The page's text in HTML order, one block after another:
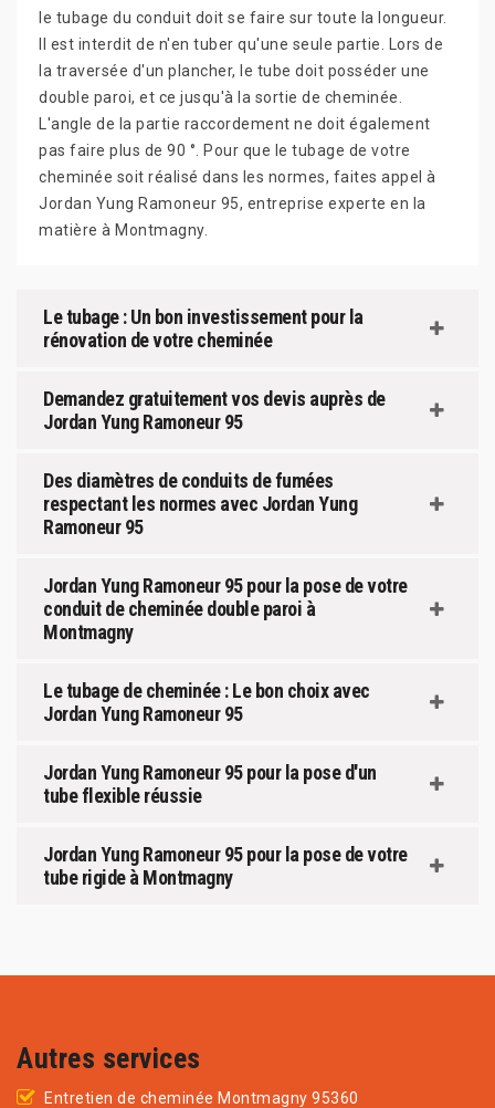
le tubage du conduit doit se faire sur toute la longueur.
Il est interdit de n'en tuber qu'une seule partie. Lors de
la traversée d'un plancher, le tube doit posséder une
double paroi, et ce jusqu'à la sortie de cheminée.
L'angle de la partie raccordement ne doit également
pas faire plus de 90 °. Pour que le tubage de votre
cheminée soit réalisé dans les normes, faites appel à
Jordan Yung Ramoneur 95, entreprise experte en la
matière à Montmagny.
Le tubage : Un bon investissement pour la
rénovation de votre cheminée
Demandez gratuitement vos devis auprès de
Jordan Yung Ramoneur 95
Des diamètres de conduits de fumées
respectant les normes avec Jordan Yung
Ramoneur 95
Jordan Yung Ramoneur 95 pour la pose de votre
conduit de cheminée double paroi à
Montmagny
Le tubage de cheminée : Le bon choix avec
Jordan Yung Ramoneur 95
Jordan Yung Ramoneur 95 pour la pose d'un
tube flexible réussie
Jordan Yung Ramoneur 95 pour la pose de votre
tube rigide à Montmagny
Autres services
Entretien de cheminée Montmagny 95360